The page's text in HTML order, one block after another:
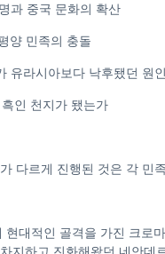
과 중국 문화의 확산
양 민족의 충돌
유라시아보다 낙후됐던 원인
인 천지가 됐는가
다르게 진행된 것은 각 민
현대적인 골격을 가진 크로
지하고 진화해왔던 네안